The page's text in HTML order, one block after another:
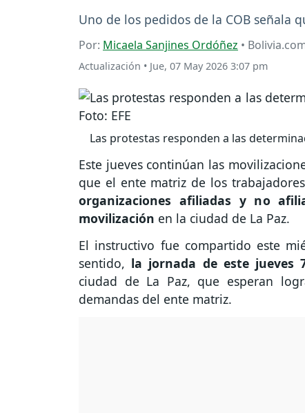
Uno de los pedidos de la COB señala
Por: Micaela Sanjines Ordóñez •
Actualización • Jue, 07 May 2026 3:07 pm
Las protestas responden a las
Este jueves continúan las
que el ente matriz de los
organizaciones afiliadas y no
movilización en la ciudad de La Paz.
El instructivo fue compartido este
sentido, la jornada de este jueves
ciudad de La Paz, que esperan
demandas del ente matriz.